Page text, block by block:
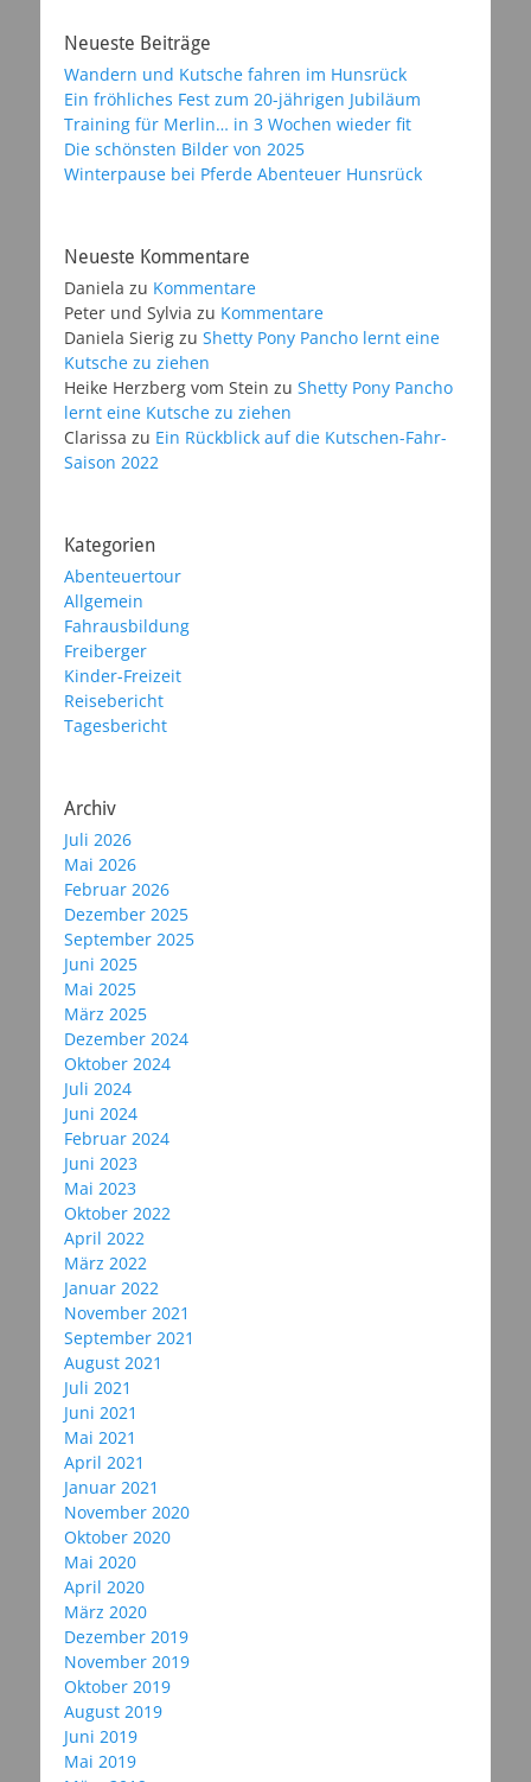
Neueste Beiträge
Wandern und Kutsche fahren im Hunsrück
Ein fröhliches Fest zum 20-jährigen Jubiläum
Training für Merlin… in 3 Wochen wieder fit
Die schönsten Bilder von 2025
Winterpause bei Pferde Abenteuer Hunsrück
Neueste Kommentare
Daniela zu Kommentare
Peter und Sylvia zu Kommentare
Daniela Sierig zu Shetty Pony Pancho lernt eine
Kutsche zu ziehen
Heike Herzberg vom Stein zu Shetty Pony Pancho
lernt eine Kutsche zu ziehen
Clarissa zu Ein Rückblick auf die Kutschen-Fahr-
Saison 2022
Kategorien
Abenteuertour
Allgemein
Fahrausbildung
Freiberger
Kinder-Freizeit
Reisebericht
Tagesbericht
Archiv
Juli 2026
Mai 2026
Februar 2026
Dezember 2025
September 2025
Juni 2025
Mai 2025
März 2025
Dezember 2024
Oktober 2024
Juli 2024
Juni 2024
Februar 2024
Juni 2023
Mai 2023
Oktober 2022
April 2022
März 2022
Januar 2022
November 2021
September 2021
August 2021
Juli 2021
Juni 2021
Mai 2021
April 2021
Januar 2021
November 2020
Oktober 2020
Mai 2020
April 2020
März 2020
Dezember 2019
November 2019
Oktober 2019
August 2019
Juni 2019
Mai 2019